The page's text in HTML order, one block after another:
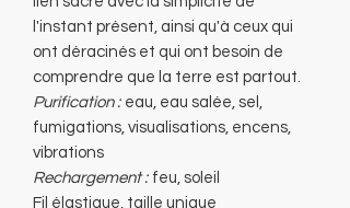
l'instant présent, ainsi qu'à ceux qui
ont déracinés et qui ont besoin de
comprendre que la terre est partout.
Purification : eau, eau salée, sel,
fumigations, visualisations, encens,
vibrations
Rechargement : feu, soleil
Fil élastique, taille unique